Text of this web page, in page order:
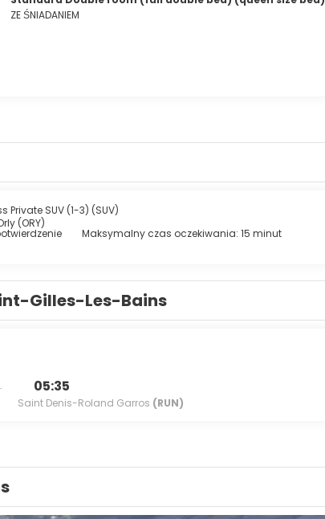
ZE ŚNIADANIEM
Private SUV (1-3) (SUV)
(ORY)
Maksymalny czas oczekiwania: 15 minut
Gilles-Les-Bains
05:35
Saint Denis-Roland Garros (RUN)